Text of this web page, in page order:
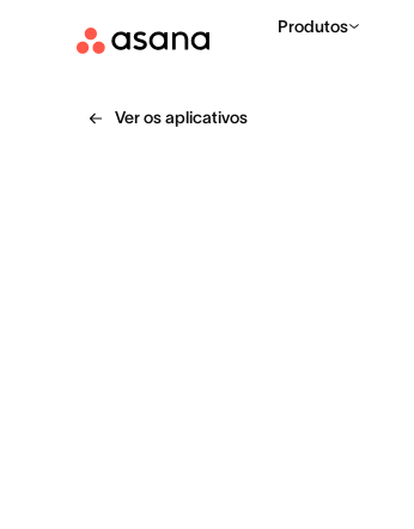
Produtos
Ver os aplicativos